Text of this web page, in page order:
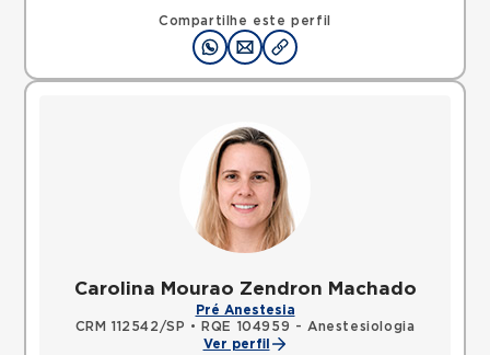
Compartilhe este perfil
Carolina Mourao Zendron Machado
Pré Anestesia
CRM 112542/SP •
RQE 104959 - Anestesiologia
Ver perfil